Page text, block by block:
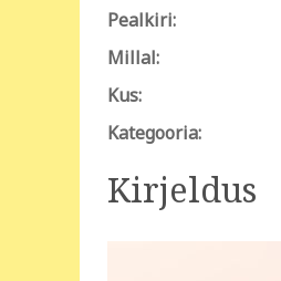
Pealkiri:
Millal:
Kus:
Kategooria:
Kirjeldus